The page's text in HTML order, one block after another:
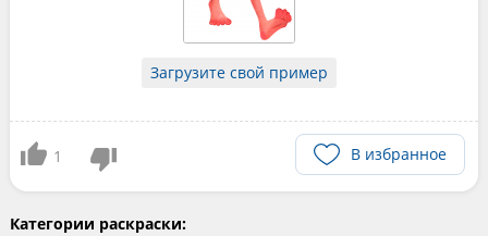
Загрузите свой пример
1 В избранное
Категории раскраски: